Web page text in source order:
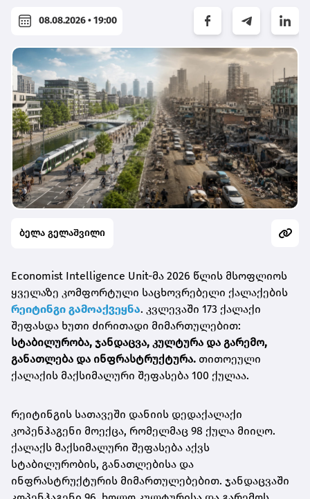
08.08.2026 • 19:00
ბელა გელაშვილი
Economist Intelligence Unit-მა 2026 წლის მსოფლიოს
ყველაზე კომფორტული საცხოვრებელი ქალაქების
რეიტინგი გამოაქვეყნა. კვლევაში 173 ქალაქი
შეფასდა ხუთი ძირითადი მიმართულებით:
სტაბილურობა, ჯანდაცვა, კულტურა და გარემო,
განათლება და ინფრასტრუქტურა. თითოეული
ქალაქის მაქსიმალური შეფასება 100 ქულაა.
რეიტინგის სათავეში დანიის დედაქალაქი
კოპენჰაგენი მოექცა, რომელმაც 98 ქულა მიიღო.
ქალაქს მაქსიმალური შეფასება აქვს
სტაბილურობის, განათლებისა და
ინფრასტრუქტურის მიმართულებებით. ჯანდაცვაში